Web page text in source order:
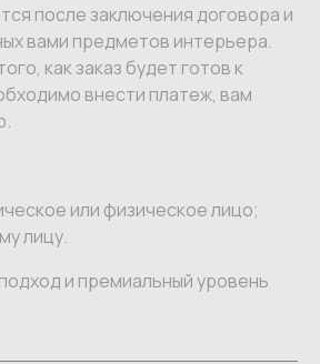
после заключения договора и
вами предметов интерьера.
как заказ будет готов к
внести платеж, вам
или физическое лицо;
лицу.
и премиальный уровень